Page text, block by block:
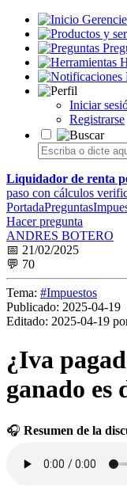
Iniciar
Registrarse
Liquidador de renta
paso con cálculos
PortadaPreguntas
Hacer pregunta
ANDRES BOTERO
📅 21/02/2025
💬 70
Tema: #Impuestos
Publicado: 2025-04-19
Editado: 2025-04-19
¿Iva
ganado es
🎧 Resumen de la